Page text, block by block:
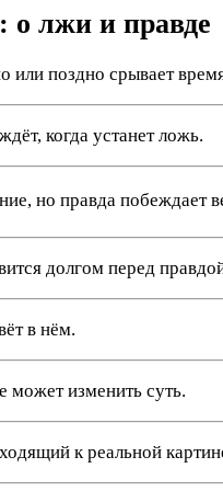
о лжи и правде
поздно срывает
когда устанет ложь.
но правда побеждает
долгом перед
в нём.
может изменить суть.
к реальной